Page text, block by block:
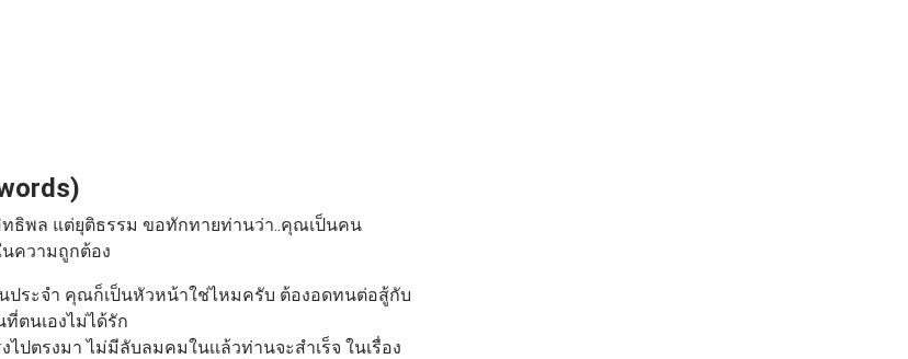
ทธิพล แต่ยุติธรรม ขอทักทายท่านว่า..คุณเป็นคน
ความถูกต้อง
ประจำ คุณก็เป็นหัวหน้าใช่ไหมครับ ต้องอดทนต่อสู้กับ
ตนเองไม่ได้รัก
ไปตรงมา ไม่มีลับลมคมในเเล้วท่านจะสำเร็จ ในเรื่อง